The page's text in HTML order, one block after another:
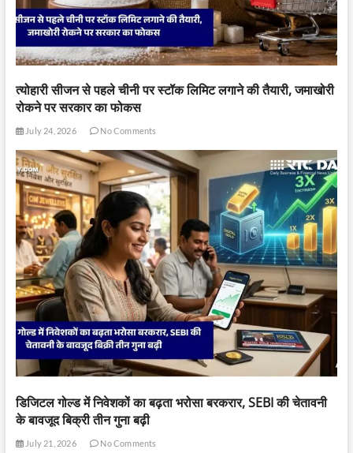
त्योहारी सीजन से पहले चीनी पर स्टॉक लिमिट लगाने की तैयारी, जमाखोरी
रोकने पर सरकार का फोकस
July 24, 2026 No Comments
डिजिटल गोल्ड में निवेशकों का बढ़ता भरोसा बरकरार, SEBI की चेतावनी
के बावजूद बिक्री तीन गुना बढ़ी
July 21, 2026 No Comments